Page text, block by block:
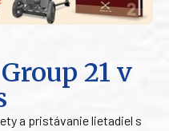
21 v
a pristávanie lietadiel s